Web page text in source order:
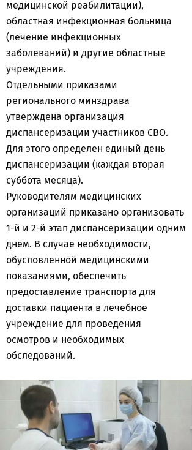
медицинской реабилитации),
областная инфекционная больница
(лечение инфекционных
заболеваний) и другие областные
учреждения.
Отдельными приказами
регионального минздрава
утверждена организация
диспансеризации участников СВО.
Для этого определен единый день
диспансеризации (каждая вторая
суббота месяца).
Руководителям медицинских
организаций приказано организовать
1-й и 2-й этап диспансеризации одним
днем. В случае необходимости,
обусловленной медицинскими
показаниями, обеспечить
предоставление транспорта для
доставки пациента в лечебное
учреждение для проведения
осмотров и необходимых
обследований.